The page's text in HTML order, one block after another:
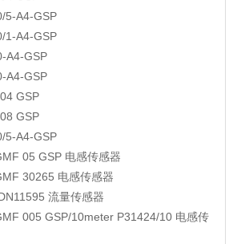
5-A4-GSP
1-A4-GSP
A4-GSP
A4-GSP
GSP
GSP
5-A4-GSP
05 GSP 电感传感器
30265 电感传感器
流量传感器
005 GSP/10meter P31424/10 电感传